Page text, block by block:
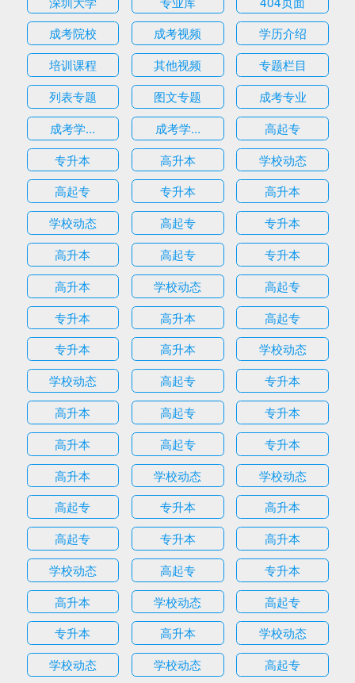
成考院校
成考视频
学历介绍
培训课程
其他视频
专题栏目
列表专题
图文专题
成考专业
成考学...
成考学...
高起专
专升本
高升本
学校动态
高起专
专升本
高升本
学校动态
高起专
专升本
高升本
高起专
专升本
高升本
学校动态
高起专
专升本
高升本
高起专
专升本
高升本
学校动态
学校动态
高起专
专升本
高升本
高起专
专升本
高升本
高起专
专升本
高升本
学校动态
学校动态
高起专
专升本
高升本
高起专
专升本
高升本
学校动态
高起专
专升本
高升本
学校动态
高起专
专升本
高升本
学校动态
学校动态
学校动态
高起专